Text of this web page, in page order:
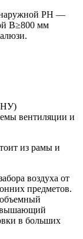
РН —
В≥800 мм
вентиляции и
из рамы и
воздуха от
предметов.
в больших